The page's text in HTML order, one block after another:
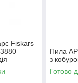
Fiskars
Пила
з
Готово